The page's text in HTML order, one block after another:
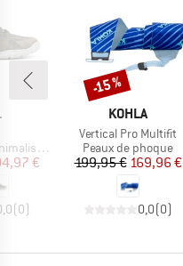
réduit
€
(0)
MARQUE
KOHLA
Article
Vertical Pro Multifit
Product group
Peaux de phoque
Prix
199,95 €Prix réduit
169,96 €
0,0(0)
Remise
-15 %